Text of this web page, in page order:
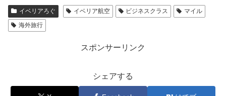
イベリアろぐ イベリア航空 ビジネスクラス
マイル
海外旅行
スポンサーリンク
シェアする